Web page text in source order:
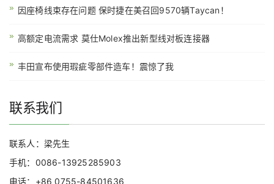
因座椅线束存在问题 保时捷在美召回9570辆Taycan！
高额定电流需求 莫仕Molex推出新型线对板连接器
丰田宣布使用瑕疵零部件造车！震惊了我
联系我们
联系人：梁先生
手机：0086-13925285903
电话：+86 0755-84501636